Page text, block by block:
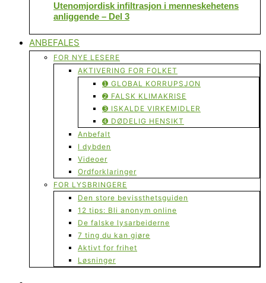
Utenomjordisk infiltrasjon i menneskehetens
anliggende – Del 3
ANBEFALES
FOR NYE LESERE
AKTIVERING FOR FOLKET
➊ GLOBAL KORRUPSJON
➋ FALSK KLIMAKRISE
➌ ISKALDE VIRKEMIDLER
➍ DØDELIG HENSIKT
Anbefalt
I dybden
Videoer
Ordforklaringer
FOR LYSBRINGERE
Den store bevissthetsguiden
12 tips: Bli anonym online
De falske lysarbeiderne
7 ting du kan gjøre
Aktivt for frihet
Løsninger